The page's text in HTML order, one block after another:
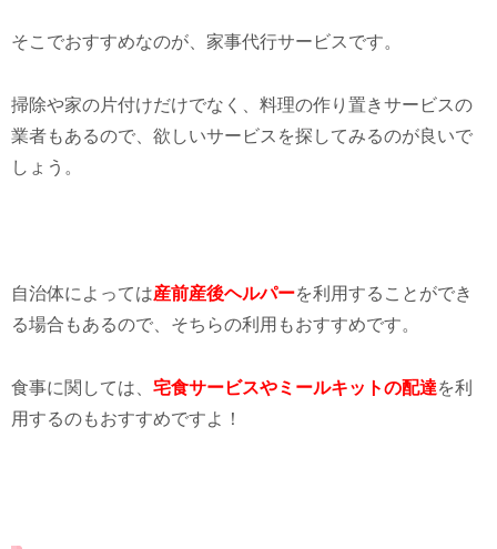
そこでおすすめなのが、家事代行サービスです。
掃除や家の片付けだけでなく、料理の作り置きサービスの
業者もあるので、欲しいサービスを探してみるのが良いで
しょう。
自治体によっては産前産後ヘルパーを利用することができ
る場合もあるので、そちらの利用もおすすめです。
食事に関しては、 宅食サービスやミールキットの配達を利
用するのもおすすめですよ！